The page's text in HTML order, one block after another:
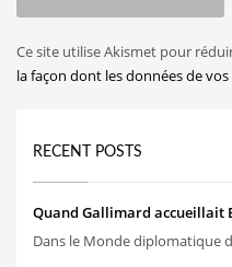
Ce site utilise Akismet pour
la façon dont les données de
RECENT POSTS
Quand Gallimard accueillait
Dans le Monde diplomatique